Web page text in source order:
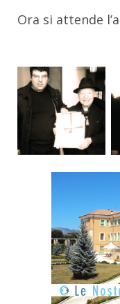
Ora si attende